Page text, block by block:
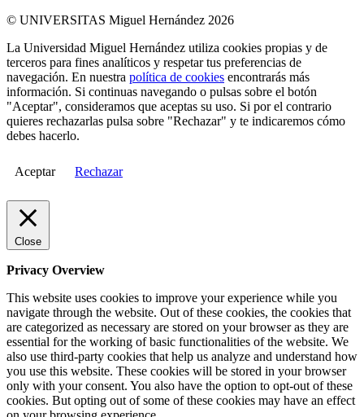
© UNIVERSITAS Miguel Hernández 2026
La Universidad Miguel Hernández utiliza cookies propias y de
terceros para fines analíticos y respetar tus preferencias de
navegación. En nuestra política de cookies encontrarás más
información. Si continuas navegando o pulsas sobre el botón
"Aceptar", consideramos que aceptas su uso. Si por el contrario
quieres rechazarlas pulsa sobre "Rechazar" y te indicaremos cómo
debes hacerlo.
Aceptar Rechazar
Close
Privacy Overview
This website uses cookies to improve your experience while you
navigate through the website. Out of these cookies, the cookies that
are categorized as necessary are stored on your browser as they are
essential for the working of basic functionalities of the website. We
also use third-party cookies that help us analyze and understand how
you use this website. These cookies will be stored in your browser
only with your consent. You also have the option to opt-out of these
cookies. But opting out of some of these cookies may have an effect